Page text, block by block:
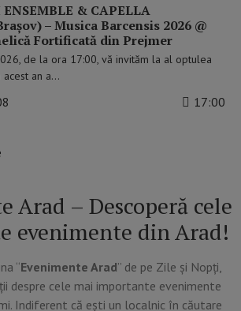
& CAPELLA
– Musica Barcensis 2026 @
Fortificată din Prejmer
de la ora 17:00, vă invităm la al optulea
an a…
17:00
Arad – Descoperă cele
evenimente din Arad!
“Evenimente Arad” de pe Zile și Nopți,
despre cele mai importante evenimente
Indiferent că ești un localnic în căutare